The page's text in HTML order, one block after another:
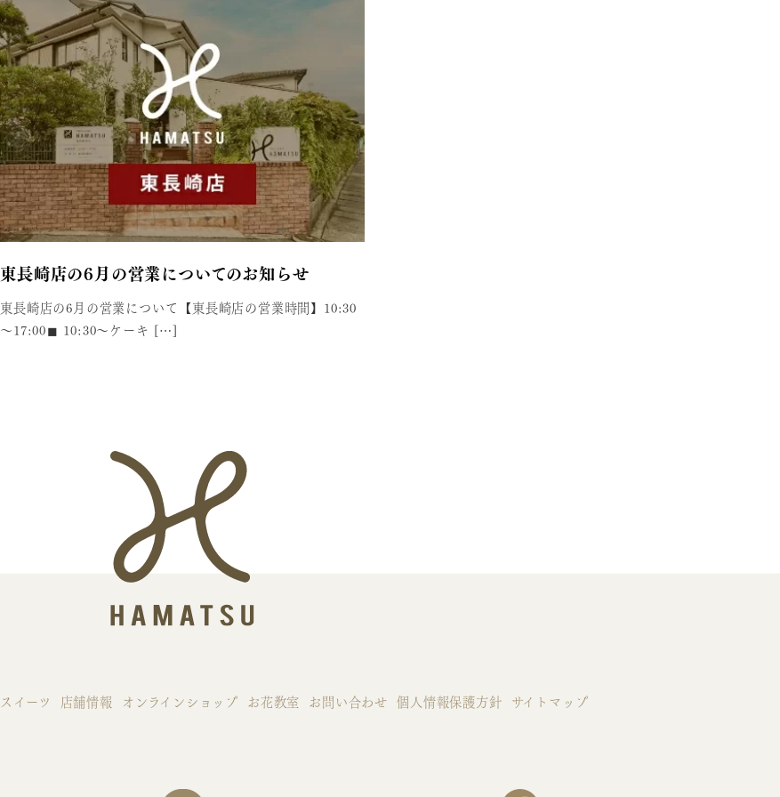
東長崎店の6月の営業についてのお知らせ
東長崎店の6月の営業について⁡【東長崎店の営業時間】10:30
〜17:00⁡◼︎ 10:30〜ケーキ […]
スイーツ 店舗情報 オンラインショップ お花教室 お問い合わせ 個人情報保護方針 サイトマップ